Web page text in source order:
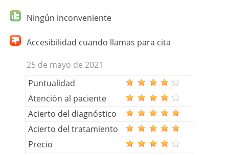
Ningún inconveniente
Accesibilidad cuando llamas para cita
25 de mayo de 2021
Puntualidad
Atención al paciente
Acierto del diagnóstico
Acierto del tratamiento
Precio